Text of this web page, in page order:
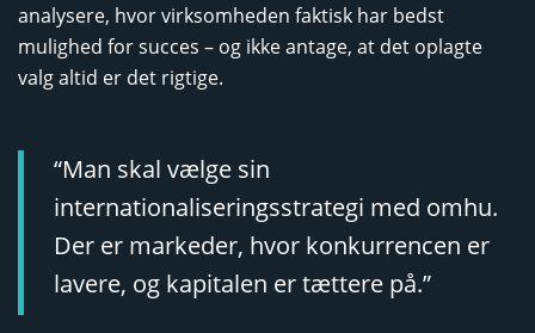
analysere, hvor virksomheden faktisk har bedst
mulighed for succes – og ikke antage, at det oplagte
valg altid er det rigtige.
“Man skal vælge sin
internationaliseringsstrategi med omhu.
Der er markeder, hvor konkurrencen er
lavere, og kapitalen er tættere på.”